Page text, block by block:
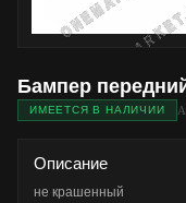
Бампер
ИМЕЕТСЯ В НАЛИЧИИ
Описание
не крашенный